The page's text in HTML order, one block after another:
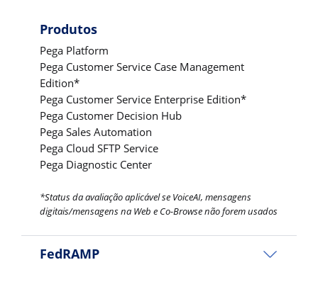
Produtos
Pega Platform
Pega Customer Service Case Management
Edition*
Pega Customer Service Enterprise Edition*
Pega Customer Decision Hub
Pega Sales Automation
Pega Cloud SFTP Service
Pega Diagnostic Center
*Status da avaliação aplicável se VoiceAI, mensagens
digitais/mensagens na Web e Co-Browse não forem usados
FedRAMP